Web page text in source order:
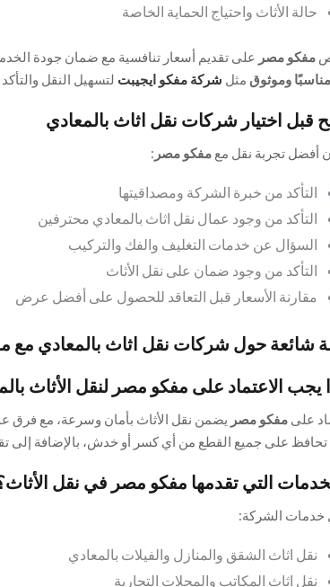
حالة الأثاث واحتياج الحماية الخاصة
مفكو مصر على تقديم أسعار تنافسية مع ضمان جودة
مناسبًا وموثوق مثل شركة مفكو ايجيبت لتسهيل النقل
قبل اختيار شركات نقل اثاث بالمعادي
أفضل تجربة نقل مع مفكو مصر :
التأكد من خبرة الشركة ومصداقيتها
التأكد من وجود عمال نقل اثاث بالمعادي محترفين
السؤال عن خدمات التغليف والفك والتركيب
التأكد من وجود ضمان على نقل الأثاث
مقارنة الأسعار قبل التعاقد للحصول على أفضل عرض
شائعة حول شركات نقل اثاث بالمعادي مع
يجب الاعتماد على مفكو مصر لنقل الأثاث
على مفكو مصر يضمن نقل الأثاث بأمان وسرعة، مع فرق
تحافظ على جميع القطع من أي كسر أو خدش، بالإضافة إلى
التي تقدمها مفكو مصر في نقل
الشركة:
نقل اثاث الشقق والمنازل والفيلات بالمعادي
نقل اثاث المكاتب والمحلات التجارية